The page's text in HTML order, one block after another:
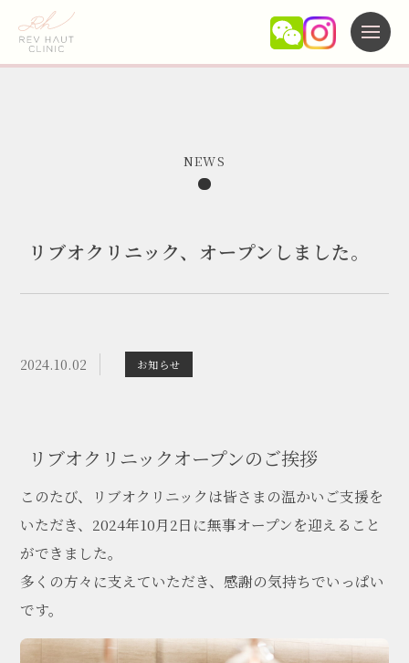
未成年の方へ
新着情報
REV HAUT (リブオ)クリニックへの
Tel:06-6556-6477
リブオクリニック、オープンしました。
NEWS
2024.10.02 お知らせ
リブオクリニックオープンのご挨拶
このたび、リブオクリニックは皆さまの温かいご支援を
いただき、2024年10月2日に無事オープンを迎えること
ができました。
多くの方々に支えていただき、感謝の気持ちでいっぱい
です。